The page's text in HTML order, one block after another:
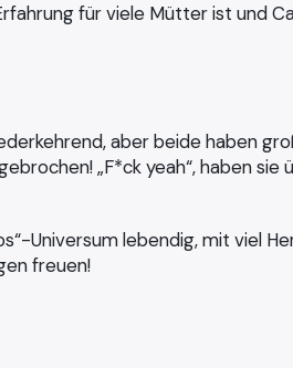
für viele Mütter ist und
aber beide haben
„F*ck yeah“, haben sie
Universum lebendig, mit viel
freuen!